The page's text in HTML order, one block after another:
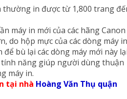
in được từ 1,800 trang
máy in mới của các hãng Canon
do hộp mực của các dòng máy in
bù lại các dòng máy mới này
năng giúp người dùng thuận
máy in.
tại nhà Hoàng Văn Thụ quận